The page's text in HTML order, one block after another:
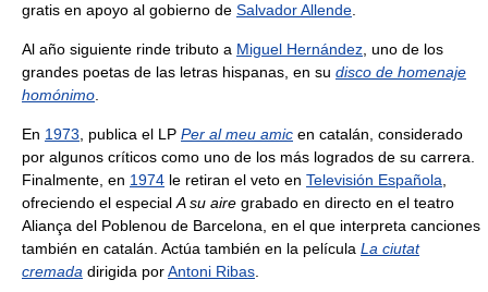
gratis en apoyo al gobierno de Salvador Allende.
Al año siguiente rinde tributo a Miguel Hernández, uno de los
grandes poetas de las letras hispanas, en su disco de homenaje
homónimo.
En 1973, publica el LP Per al meu amic en catalán, considerado
por algunos críticos como uno de los más logrados de su carrera.
Finalmente, en 1974 le retiran el veto en Televisión Española,
ofreciendo el especialA su aire grabado en directo en el teatro
Aliança del Poblenou de Barcelona, en el que interpreta canciones
también en catalán. Actúa también en la película La ciutat
cremada dirigida porAntoni Ribas.